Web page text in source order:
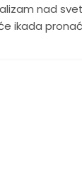
nad
ikada